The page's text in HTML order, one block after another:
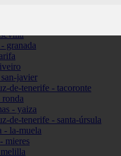
granada
javier
de-tenerife - tacoronte
- yaiza
de-tenerife - santa-úrsula
- la-muela
mieres